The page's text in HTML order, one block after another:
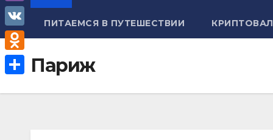
ПИТАЕМСЯ В ПУТЕШЕСТВИИ
Париж
A
e
l
e
g
V
i
b
e
V
K
O